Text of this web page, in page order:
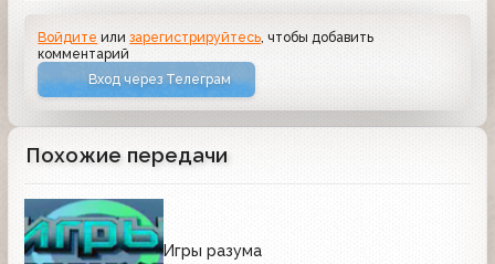
главным «счастливчиком». Как известно,
Д.
Войдите илизарегистрируйтесь , чтобы добавить
комментарий
Вход через Телеграм
Похожие передачи
Игры разума